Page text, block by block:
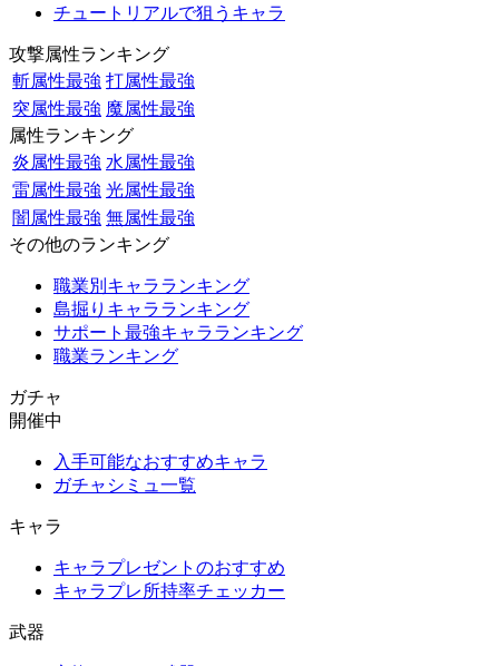
チュートリアルで狙うキャラ
攻撃属性ランキング
斬属性最強 打属性最強
突属性最強 魔属性最強
属性ランキング
炎属性最強 水属性最強
雷属性最強 光属性最強
闇属性最強 無属性最強
その他のランキング
職業別キャラランキング
島掘りキャラランキング
サポート最強キャラランキング
職業ランキング
ガチャ
開催中
入手可能なおすすめキャラ
ガチャシミュ一覧
キャラ
キャラプレゼントのおすすめ
キャラプレ所持率チェッカー
武器